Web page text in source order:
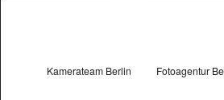
Kamerateam Berlin Fotoagentur